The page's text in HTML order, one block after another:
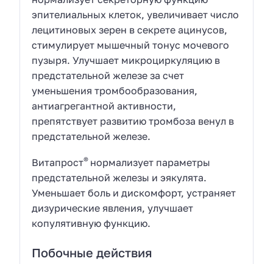
эпителиальных клеток, увеличивает число
лецитиновых зерен в секрете ацинусов,
стимулирует мышечный тонус мочевого
пузыря. Улучшает микроциркуляцию в
предстательной железе за счет
уменьшения тромбообразования,
антиагрегантной активности,
препятствует развитию тромбоза венул в
предстательной железе.
Витапрост® нормализует параметры
предстательной железы и эякулята.
Уменьшает боль и дискомфорт, устраняет
дизурические явления, улучшает
копулятивную функцию.
Побочные действия